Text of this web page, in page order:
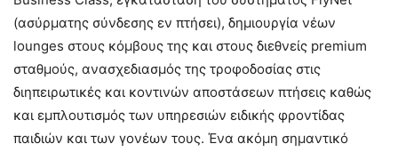
(ασύρματης σύνδεσης εν πτήσει), δημιουργία νέων
lounges στους κόμβους της και στους διεθνείς premium
σταθμούς, ανασχεδιασμός της τροφοδοσίας στις
διηπειρωτικές και κοντινών αποστάσεων πτήσεις καθώς
και εμπλουτισμός των υπηρεσιών ειδικής φροντίδας
παιδιών και των γονέων τους. Ένα ακόμη σημαντικό